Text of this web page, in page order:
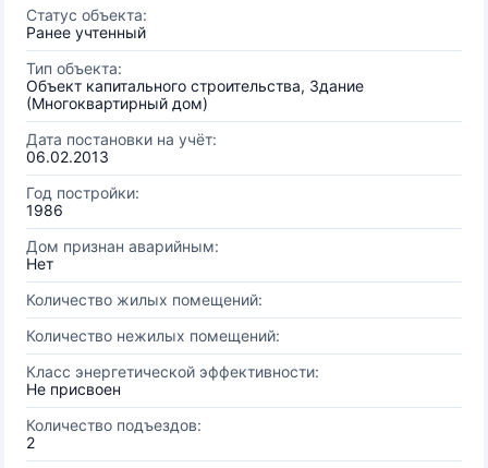
Статус объекта:
Ранее учтенный
Тип объекта:
Объект капитального строительства, Здание
(Многоквартирный дом)
Дата постановки на учёт:
06.02.2013
Год постройки:
1986
Дом признан аварийным:
Нет
Количество жилых помещений:
Количество нежилых помещений:
Класс энергетической эффективности:
Не присвоен
Количество подъездов:
2